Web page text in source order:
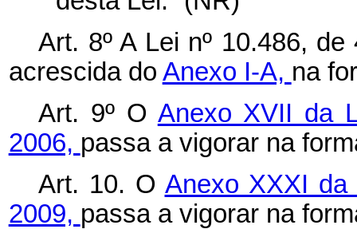
Art. 8º A Lei nº 10.486,
acrescida do Anexo I-A, na
Art. 9º O Anexo XVII da
2006, passa a vigorar na
Art. 10. O Anexo XXXI
2009, passa a vigorar na